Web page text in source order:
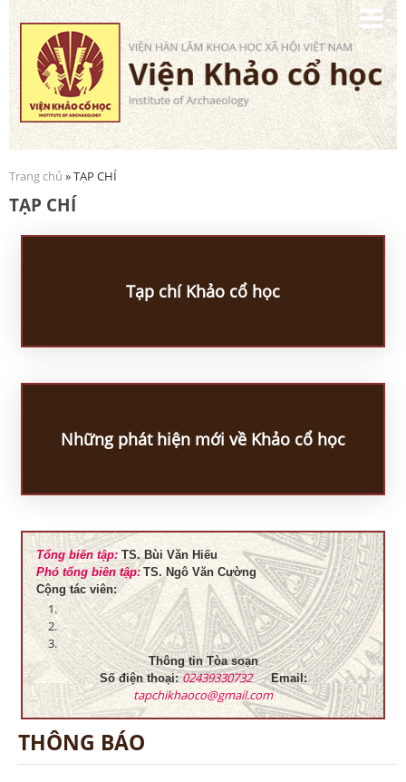
Nhảy
đến
nội
dung
Bạn đang ở đây
Trang chủ » TẠP CHÍ
TẠP CHÍ
Tạp chí Khảo cổ học
Những phát hiện mới về Khảo cổ học
Tổng biên tập: TS. Bùi Văn Hiếu
Phó tổng biên tập: TS. Ngô Văn Cường
Cộng tác viên:
Thông tin Tòa soạn
Số điện thoại:02439330732 Email:
tapchikhaoco@gmail.com
THÔNG BÁO